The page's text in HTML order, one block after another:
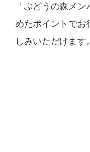
「ぶどうの森メ
めたポイントでお
しみいただけます。